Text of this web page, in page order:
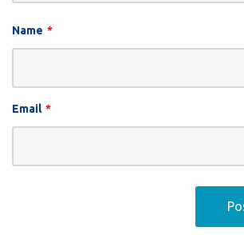
Name *
Email *